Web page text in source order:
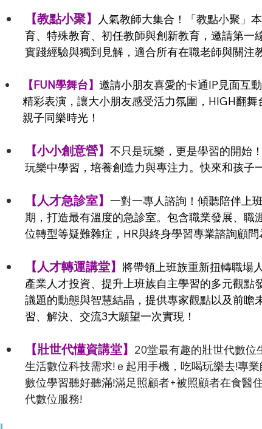
【教點小聚】
人氣教師大集合！「教點小聚」
育、特殊教育、初任教師與創新教育，邀請第一
實踐經驗與獨到見解，適合所有在職老師與關注
【FUN學舞台】 邀請小朋友喜愛的卡通IP見面互
精彩表演，讓大小朋友感受活力氛圍，HIGH翻
親子同樂時光！
【小小創意營】 不只是玩樂，更是學習的開始
玩樂中學習，培養創造力與專注力。快來和孩子
【人才急診室】 一對一專人諮詢！傾聽陪伴上
期，打造最有溫度的急診室。包含職業發展、職
位轉型等疑難雜症，HR與終身學習專業諮詢顧問
【人才轉運講堂】 將帶領上班族重新扭轉職場
產業人才投資、提升上班族自主學習的多元觀點
議題的動態與智慧結晶，提供專家觀點以及前瞻
習、解決、交流3大願望一次實現！
【壯世代懂資講堂】 20堂最有趣的壯世代數位
生活數位科技需求!ｅ起用手機，吃喝玩樂去!專
數位學習聽好聽滿!滿足照顧者+被照顧者在食醫
代數位服務!